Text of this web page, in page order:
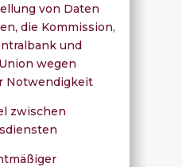
von Daten
die Kommission,
und
wegen
Notwendigkeit
zwischen